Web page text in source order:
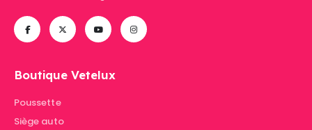
Boutique Vetelux
Poussette
Siège auto